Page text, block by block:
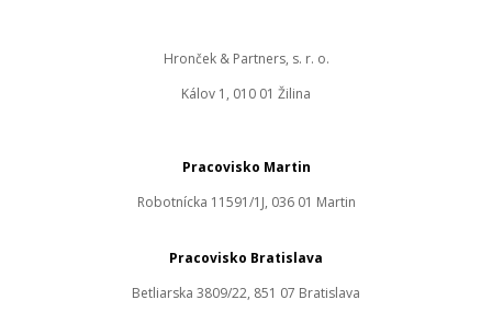
Pracovisko Martin
Robotnícka 11591/1J, 036 01 Martin
Hronček & Partners, s. r. o.
Kálov 1, 010 01 Žilina
Pracovisko Bratislava
Betliarska 3809/22, 851 07 Bratislava